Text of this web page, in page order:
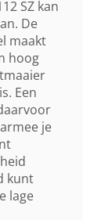
SZ kan
De
maakt
hoog
Een
je
kunt
lage